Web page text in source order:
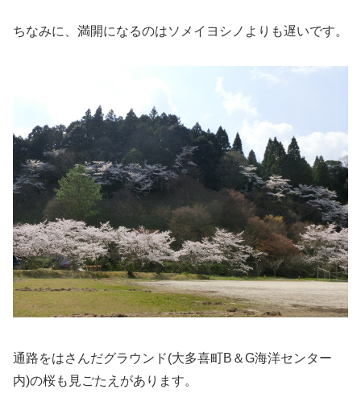
ちなみに、満開になるのはソメイヨシノよりも遅いです。
通路をはさんだグラウンド(大多喜町B＆G海洋センター
内)の桜も見ごたえがあります。